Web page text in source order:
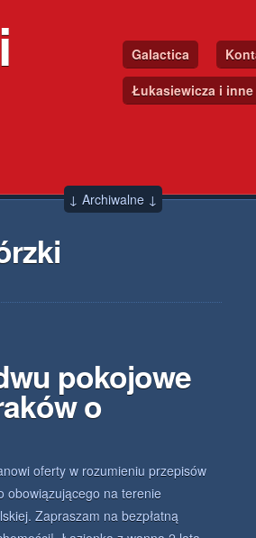
Galactica
Łukasiewicza i
↓ Archiwalne ↓
pokojowe
o
oferty w rozumieniu przepisów
obowiązującego na terenie
Zapraszam na bezpłatną